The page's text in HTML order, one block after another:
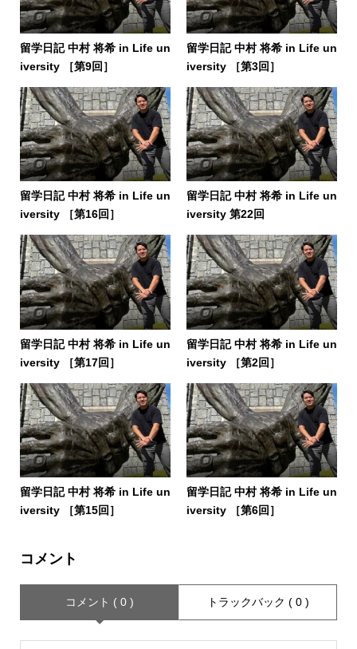
留学日記 中村 将希 in Life un
iversity ［第9回］
留学日記 中村 将希 in Life un
iversity ［第3回］
留学日記 中村 将希 in Life un
iversity ［第16回］
留学日記 中村 将希 in Life un
iversity 第22回
留学日記 中村 将希 in Life un
iversity ［第17回］
留学日記 中村 将希 in Life un
iversity ［第2回］
留学日記 中村 将希 in Life un
iversity ［第15回］
留学日記 中村 将希 in Life un
iversity ［第6回］
コメント
コメント ( 0 ) トラックバック ( 0 )